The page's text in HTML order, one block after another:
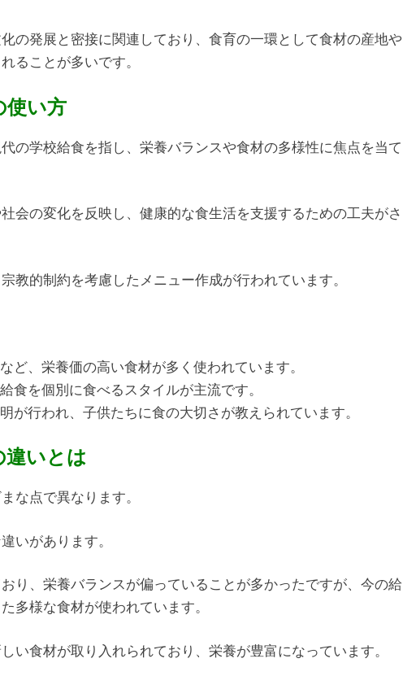
の発展と密接に関連しており、食育の一環として食材の産地や
ることが多いです。
使い方
の学校給食を指し、栄養バランスや食材の多様性に焦点を当て
会の変化を反映し、健康的な食生活を支援するための工夫がさ
教的制約を考慮したメニュー作成が行われています。
ど、栄養価の高い食材が多く使われています。
食を個別に食べるスタイルが主流です。
が行われ、子供たちに食の大切さが教えられています。
違いとは
な点で異なります。
いがあります。
り、栄養バランスが偏っていることが多かったですが、今の給
多様な食材が使われています。
い食材が取り入れられており、栄養が豊富になっています。